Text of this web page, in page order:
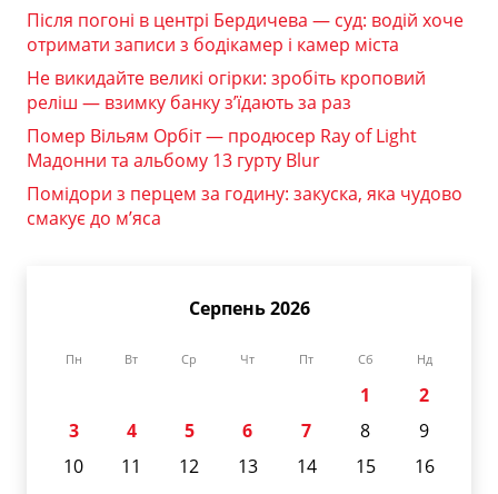
Після погоні в центрі Бердичева — суд: водій хоче
отримати записи з бодікамер і камер міста
Не викидайте великі огірки: зробіть кроповий
реліш — взимку банку з’їдають за раз
Помер Вільям Орбіт — продюсер Ray of Light
Мадонни та альбому 13 гурту Blur
Помідори з перцем за годину: закуска, яка чудово
смакує до м’яса
Серпень 2026
Пн Вт Ср Чт Пт Сб Нд
1
2
3
4 5 6 7 8
9
10
11 12 13 14 15
16